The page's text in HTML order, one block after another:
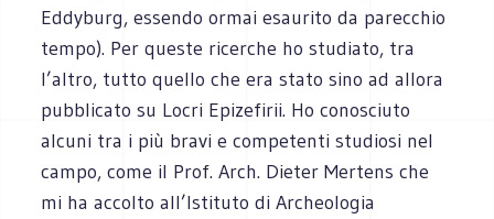
Eddyburg, essendo ormai esaurito da parecchio
tempo). Per queste ricerche ho studiato, tra
l’altro, tutto quello che era stato sino ad allora
pubblicato su Locri Epizefirii. Ho conosciuto
alcuni tra i più bravi e competenti studiosi nel
campo, come il Prof. Arch. Dieter Mertens che
mi ha accolto all’Istituto di Archeologia